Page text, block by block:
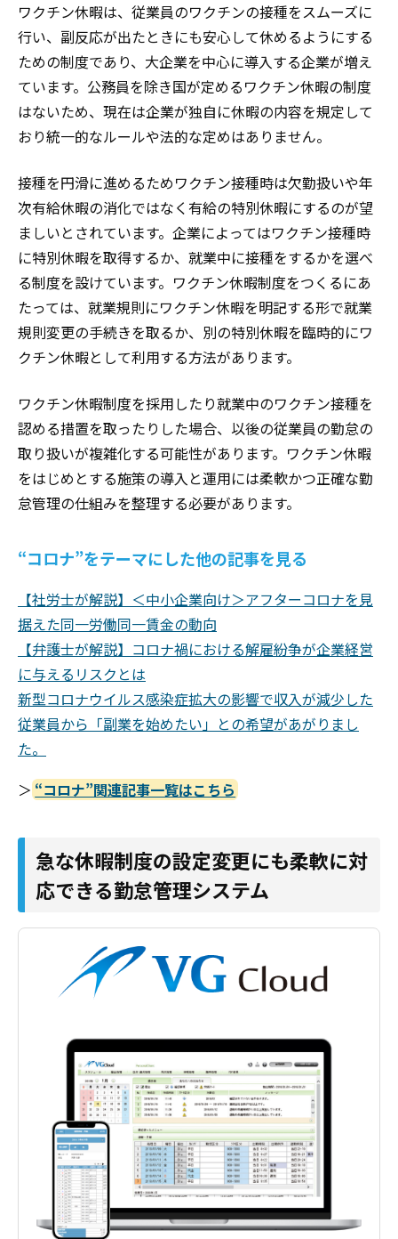
ワクチン休暇は、従業員のワクチンの接種をスムーズに
行い、副反応が出たときにも安心して休めるようにする
ための制度であり、大企業を中心に導入する企業が増え
ています。公務員を除き国が定めるワクチン休暇の制度
はないため、現在は企業が独自に休暇の内容を規定して
おり統一的なルールや法的な定めはありません。
接種を円滑に進めるためワクチン接種時は欠勤扱いや年
次有給休暇の消化ではなく有給の特別休暇にするのが望
ましいとされています。企業によってはワクチン接種時
に特別休暇を取得するか、就業中に接種をするかを選べ
る制度を設けています。ワクチン休暇制度をつくるにあ
たっては、就業規則にワクチン休暇を明記する形で就業
規則変更の手続きを取るか、別の特別休暇を臨時的にワ
クチン休暇として利用する方法があります。
ワクチン休暇制度を採用したり就業中のワクチン接種を
認める措置を取ったりした場合、以後の従業員の勤怠の
取り扱いが複雑化する可能性があります。ワクチン休暇
をはじめとする施策の導入と運用には柔軟かつ正確な勤
怠管理の仕組みを整理する必要があります。
“コロナ”をテーマにした他の記事を見る
【社労士が解説】＜中小企業向け＞アフターコロナを見
据えた同一労働同一賃金の動向
【弁護士が解説】コロナ禍における解雇紛争が企業経営
に与えるリスクとは
新型コロナウイルス感染症拡大の影響で収入が減少した
従業員から「副業を始めたい」との希望があがりまし
た。
＞ “コロナ”関連記事一覧はこちら
急な休暇制度の設定変更にも柔軟に対
応できる勤怠管理システム